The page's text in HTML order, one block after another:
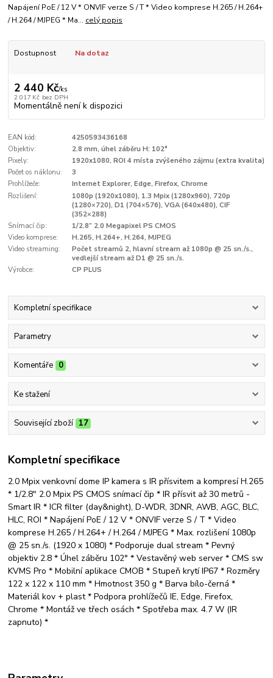
Napájení PoE / 12 V * ONVIF verze S / T * Video komprese H.265 / H.264+
/ H.264 / MJPEG * Ma... celý popis
Dostupnost Na dotaz
2 440 Kč/ks
2 017 Kč bez DPH
Momentálně není k dispozici
EAN kód:
4250593436168
Objektiv:
2.8 mm, úhel záběru H: 102°
Pixely:
1920x1080, ROI 4 místa zvýšeného zájmu (extra kvalita)
Počet os náklonu:
3
Prohlížeče:
Internet Explorer, Edge, Firefox, Chrome
Rozlišení:
1080p (1920x1080), 1.3 Mpix (1280x960), 720p
(1280×720), D1 (704×576), VGA (640x480), CIF
(352×288)
Snímací čip:
1/2.8” 2.0 Megapixel PS CMOS
Video komprese:
H.265, H.264+, H.264, MJPEG
Video streaming:
Počet streamů 2, hlavní stream až 1080p @ 25 sn./s.,
vedlejší stream až D1 @ 25 sn./s.
Výrobce:
CP PLUS
Kompletní specifikace
Parametry
Komentáře 0
Ke stažení
Související zboží 17
Kompletní specifikace
2.0 Mpix venkovní dome IP kamera s IR přísvitem a kompresí H.265
* 1/2.8" 2.0 Mpix PS CMOS snímací čip * IR přísvit až 30 metrů -
Smart IR * ICR filter (day&night), D-WDR, 3DNR, AWB, AGC, BLC,
HLC, ROI * Napájení PoE / 12 V * ONVIF verze S / T * Video
komprese H.265 / H.264+ / H.264 / MJPEG * Max. rozlišení 1080p
@ 25 sn./s. (1920 x 1080) * Podporuje dual stream * Pevný
objektiv 2.8 * Úhel záběru 102° * Vestavěný web server * CMS sw
KVMS Pro * Mobilní aplikace CMOB * Stupeň krytí IP67 * Rozměry
122 x 122 x 110 mm * Hmotnost 350 g * Barva bílo-černá *
Materiál kov + plast * Podpora prohlížečů IE, Edge, Firefox,
Chrome * Montáž ve třech osách * Spotřeba max. 4.7 W (IR
zapnuto) *